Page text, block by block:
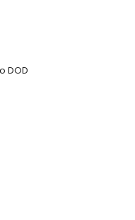
DOD